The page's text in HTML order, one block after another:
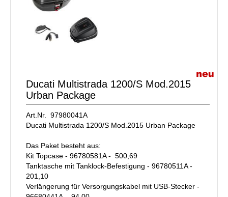
Ducati Multistrada 1200/S Mod.2015
Urban Package
Art.Nr. 97980041A
Ducati Multistrada 1200/S Mod.2015 Urban Package
Das Paket besteht aus:
Kit Topcase - 96780581A -  500,69
Tanktasche mit Tanklock-Befestigung - 96780511A - 
201,10
Verlängerung für Versorgungskabel mit USB-Stecker -